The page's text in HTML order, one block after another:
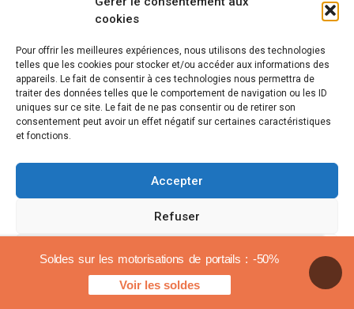
cookies
Pour offrir les meilleures expériences, nous utilisons des technologies
telles que les cookies pour stocker et/ou accéder aux informations des
appareils. Le fait de consentir à ces technologies nous permettra de
traiter des données telles que le comportement de navigation ou les ID
uniques sur ce site. Le fait de ne pas consentir ou de retirer son
consentement peut avoir un effet négatif sur certaines caractéristiques
et fonctions.
Accepter
Refuser
Voir les préférences
Politica sui cookieAvvisi legali
Fissaggio motori e ruote con gli elementi
Fissare la scheda di controllo
Fissaggio dell’indicatore e delle celle
Cablaggio tra tutti gli accessori e i motori.
Configurazione del telecomando e
impostazioni del motore
Conclusione
la motorizzazione a ruota per cancello è
sicuramente la miglioreper tutte le installazioni
dove i motori standard non sono adatti. Se hai una
pendenza, un’apertura verso l’esterno, un’apertura
molto ampia, questa è la modalità di automazione
Soldes sur les motorisations de portails : -50%
Voir les soldes